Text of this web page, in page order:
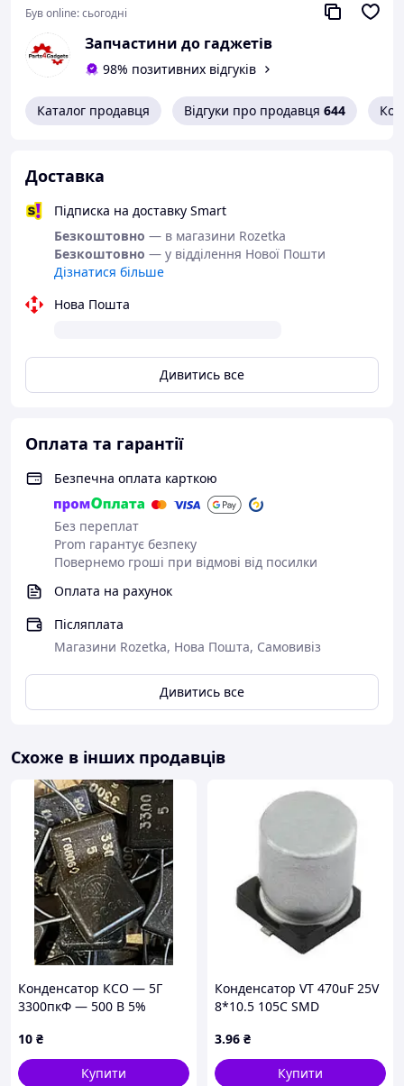
Був online:сьогодні
Запчастини до гаджетів
98% позитивних відгуків
Каталог продавця Відгуки про продавця 644
Доставка
Підписка на доставку Smart
Безкоштовно — в магазини Rozetka
Безкоштовно — у відділення Нової Пошти
Дізнатися більше
Нова Пошта
Дивитись все
Оплата та гарантії
Безпечна оплата карткою
Без переплат
Prom гарантує безпеку
Повернемо гроші при відмові від посилки
Оплата на рахунок
Післяплата
Магазини Rozetka, Нова Пошта, Самовивіз
Дивитись все
Схоже в інших продавців
Конденсатор КСО — 5Г
3300пкФ — 500 В 5%
10 ₴
Купити
Конденсатор VT 470uF 25V
8*10.5 105C SMD
3.96 ₴
Купити